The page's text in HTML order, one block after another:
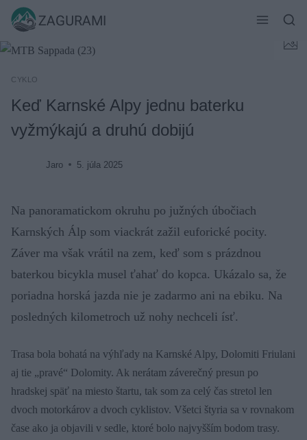
Skip
content
ZAGURAMI
CYKLO
Keď Karnské Alpy jednu baterku
vyžmýkajú a druhú dobijú
Jaro 5. júla 2025
Na panoramatickom okruhu po južných úbočiach
Karnských Álp som viackrát zažil euforické pocity.
Záver ma však vrátil na zem, keď som s prázdnou
baterkou bicykla musel ťahať do kopca. Ukázalo sa, že
poriadna horská jazda nie je zadarmo ani na ebiku. Na
posledných kilometroch už nohy nechceli ísť.
Trasa bola bohatá na výhľady na Karnské Alpy, Dolomiti Friulani
aj tie „pravé“ Dolomity. Ak nerátam záverečný presun po
hradskej späť na miesto štartu, tak som za celý čas stretol len
dvoch motorkárov a dvoch cyklistov. Všetci štyria sa v rovnakom
čase ako ja objavili v sedle, ktoré bolo najvyšším bodom trasy.